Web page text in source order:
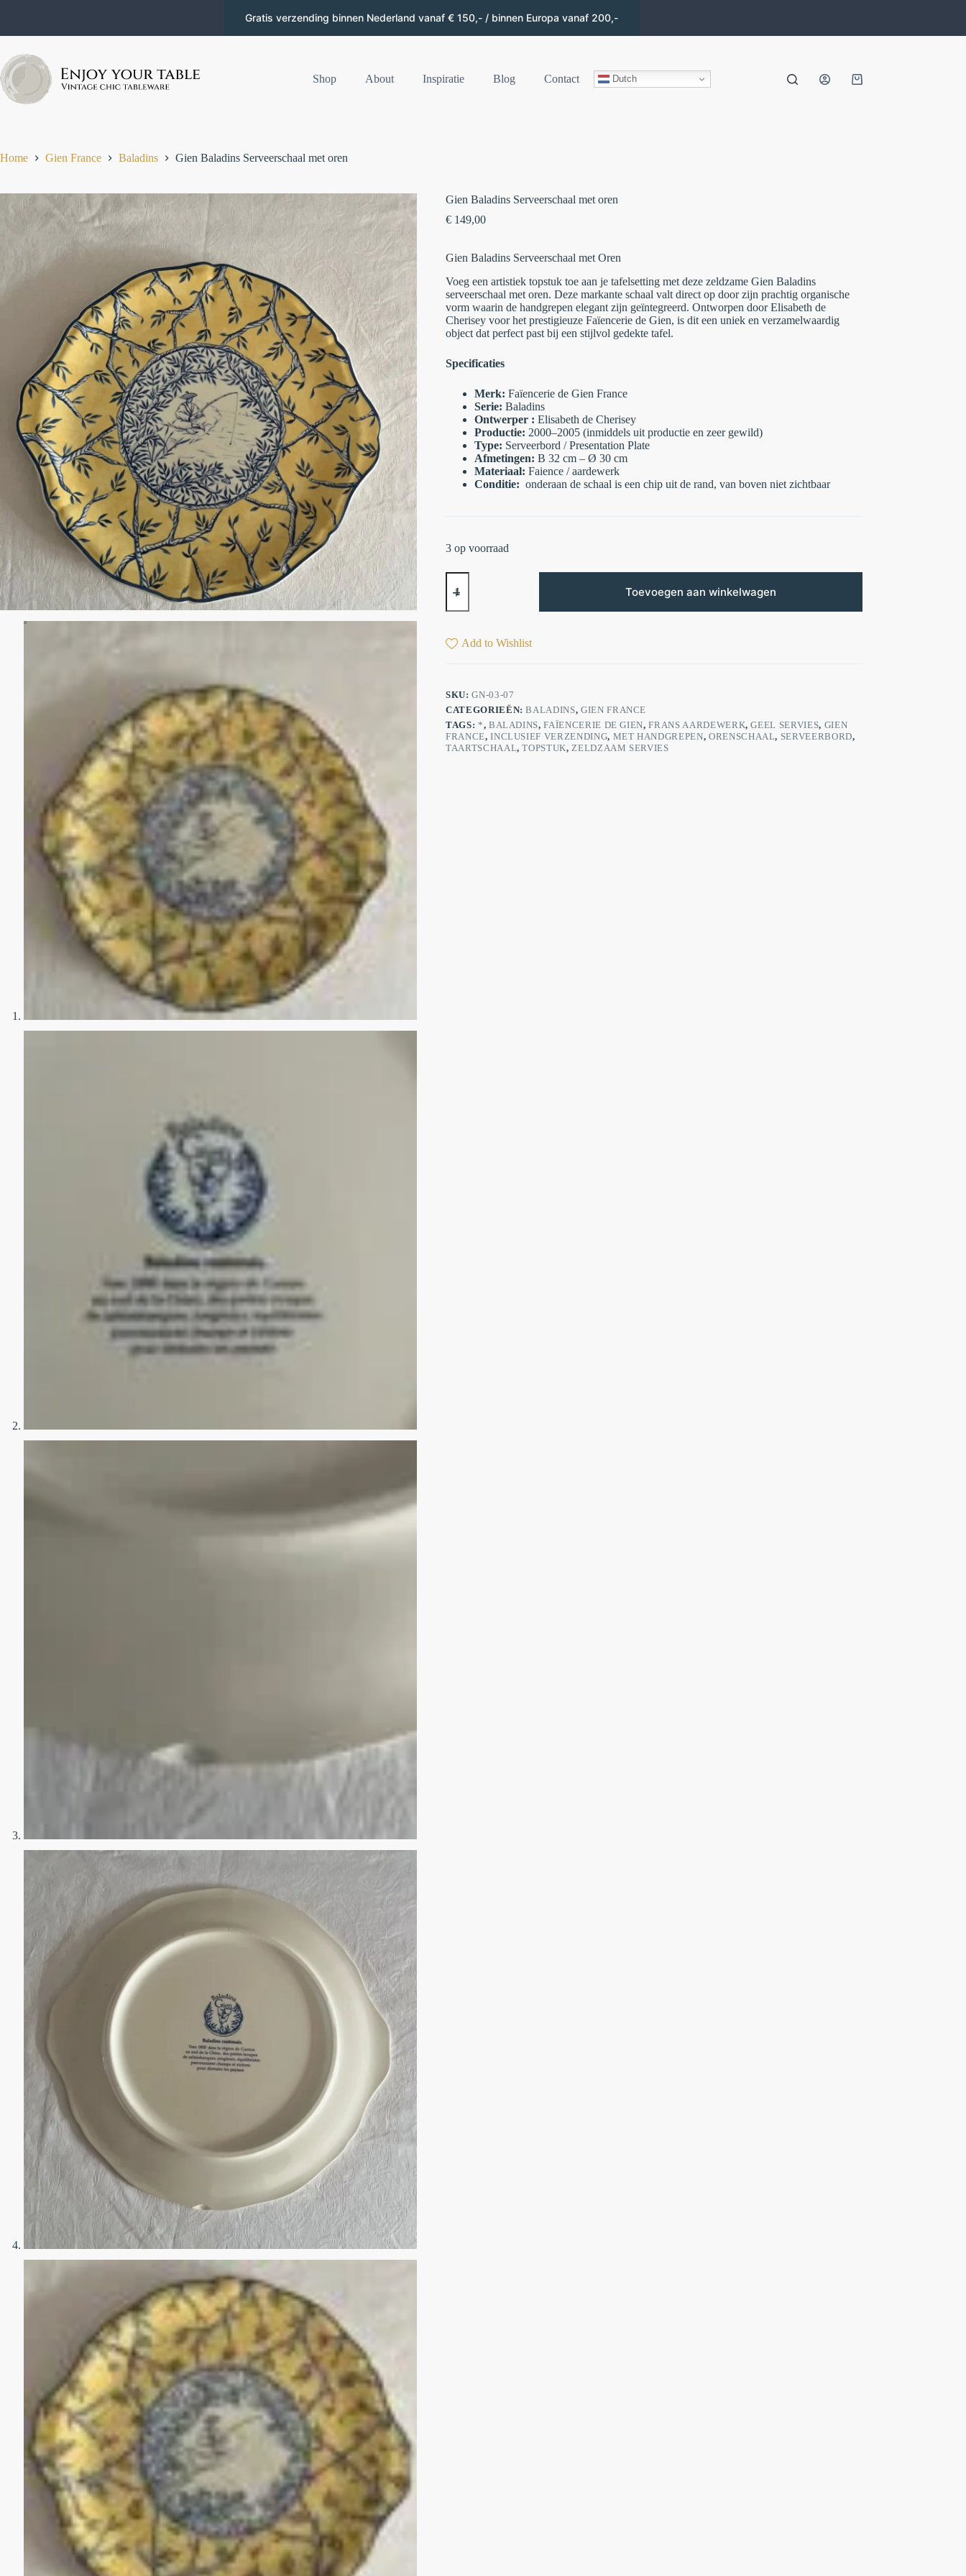
Gratis verzending binnen Nederland vanaf € 150,- / binnen Europa vanaf 200,-
Shop About Inspiratie Blog Contact Dutch
Home Gien France Baladins Gien Baladins Serveerschaal met oren
Gien Baladins Serveerschaal met oren
€ 149,00
Gien Baladins Serveerschaal met Oren
Voeg een artistiek topstuk toe aan je tafelsetting met deze zeldzame Gien Baladins
serveerschaal met oren. Deze markante schaal valt direct op door zijn prachtig organische
vorm waarin de handgrepen elegant zijn geïntegreerd. Ontworpen door Elisabeth de
Cherisey voor het prestigieuze Faïencerie de Gien, is dit een uniek en verzamelwaardig
object dat perfect past bij een stijlvol gedekte tafel.
Specificaties
Merk: Faïencerie de Gien France
Serie: Baladins
Ontwerper : Elisabeth de Cherisey
Productie: 2000–2005 (inmiddels uit productie en zeer gewild)
Type: Serveerbord / Presentation Plate
Afmetingen: B 32 cm – Ø 30 cm
Materiaal: Faience / aardewerk
Conditie: onderaan de schaal is een chip uit de rand, van boven niet zichtbaar
3 op voorraad
Toevoegen aan winkelwagen
Add to Wishlist
SKU:GN-03-07
CATEGORIEËN:BALADINS, GIEN FRANCE
TAGS: *, BALADINS,FAÏENCERIE DE GIEN,FRANS AARDEWERK,GEEL SERVIES, GIEN
FRANCE,INCLUSIEF VERZENDING, MET HANDGREPEN, ORENSCHAAL, SERVEERBORD,
TAARTSCHAAL,TOPSTUK, ZELDZAAM SERVIES